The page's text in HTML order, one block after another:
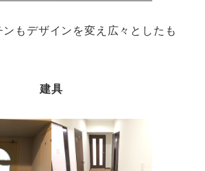
ンもデザインを変え広々としたも
建具